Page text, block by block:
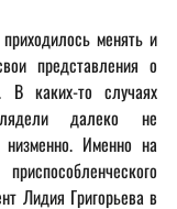
менять и
представления о
В каких-то случаях
далеко не
Именно на
Лидия Григорьева в